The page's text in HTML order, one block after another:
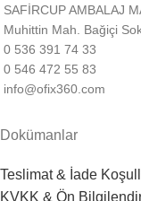
SAFİRCUP AMBALAJ
Muhittin Mah. Bağiçi
0 536 391 74 33
0 546 472 55 83
info@ofix360.com
Dokümanlar
Teslimat & İade
KVKK & Ön